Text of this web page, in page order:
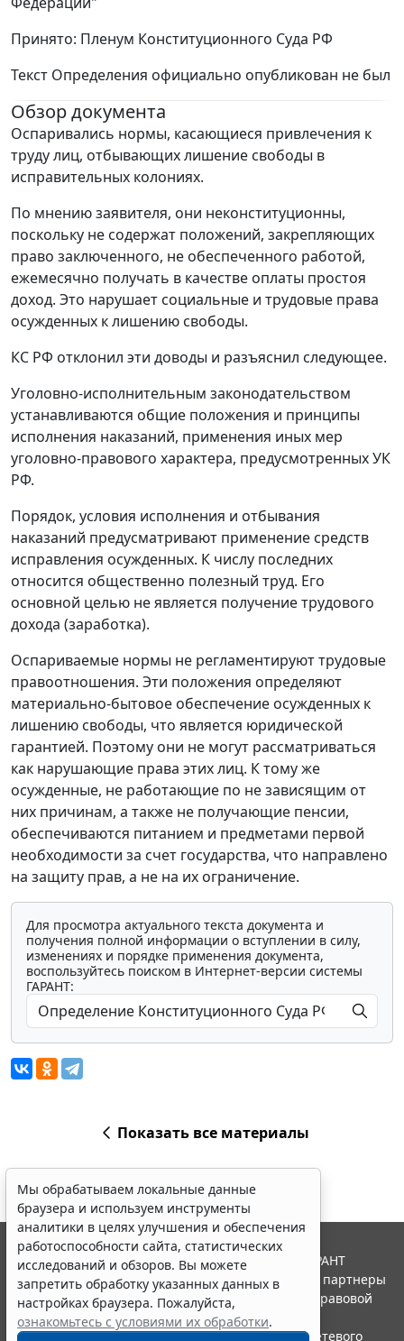
Принято: Пленум Конституционного Суда РФ
Текст Определения официально опубликован не был
Обзор документа
Оспаривались нормы, касающиеся привлечения к
труду лиц, отбывающих лишение свободы в
исправительных колониях.
По мнению заявителя, они неконституционны,
поскольку не содержат положений, закрепляющих
право заключенного, не обеспеченного работой,
ежемесячно получать в качестве оплаты простоя
доход. Это нарушает социальные и трудовые права
осужденных к лишению свободы.
КС РФ отклонил эти доводы и разъяснил следующее.
Уголовно-исполнительным законодательством
устанавливаются общие положения и принципы
исполнения наказаний, применения иных мер
уголовно-правового характера, предусмотренных УК
РФ.
Порядок, условия исполнения и отбывания
наказаний предусматривают применение средств
исправления осужденных. К числу последних
относится общественно полезный труд. Его
основной целью не является получение трудового
дохода (заработка).
Оспариваемые нормы не регламентируют трудовые
правоотношения. Эти положения определяют
материально-бытовое обеспечение осужденных к
лишению свободы, что является юридической
гарантией. Поэтому они не могут рассматриваться
как нарушающие права этих лиц. К тому же
осужденные, не работающие по не зависящим от
них причинам, а также не получающие пенсии,
обеспечиваются питанием и предметами первой
необходимости за счет государства, что направлено
на защиту прав, а не на их ограничение.
Для просмотра актуального текста документа и
получения полной информации о вступлении в силу,
изменениях и порядке применения документа,
воспользуйтесь поиском в Интернет-версии системы
ГАРАНТ:
Показать все материалы
Мы обрабатываем локальные данные
браузера и используем инструменты
аналитики в целях улучшения и обеспечения
работоспособности сайта, статистических
исследований и обзоров. Вы можете
запретить обработку указанных данных в
настройках браузера. Пожалуйста,
ознакомьтесь с условиями их обработки.
© ООО "НПП "ГАРАНТ-СЕРВИС", 2026. Система ГАРАНТ
выпускается с 1990 года. Компания "Гарант" и ее партнеры
являются участниками Российской ассоциации правовой
информации ГАРАНТ.
Портал ГАРАНТ.РУ зарегистрирован в качестве сетевого